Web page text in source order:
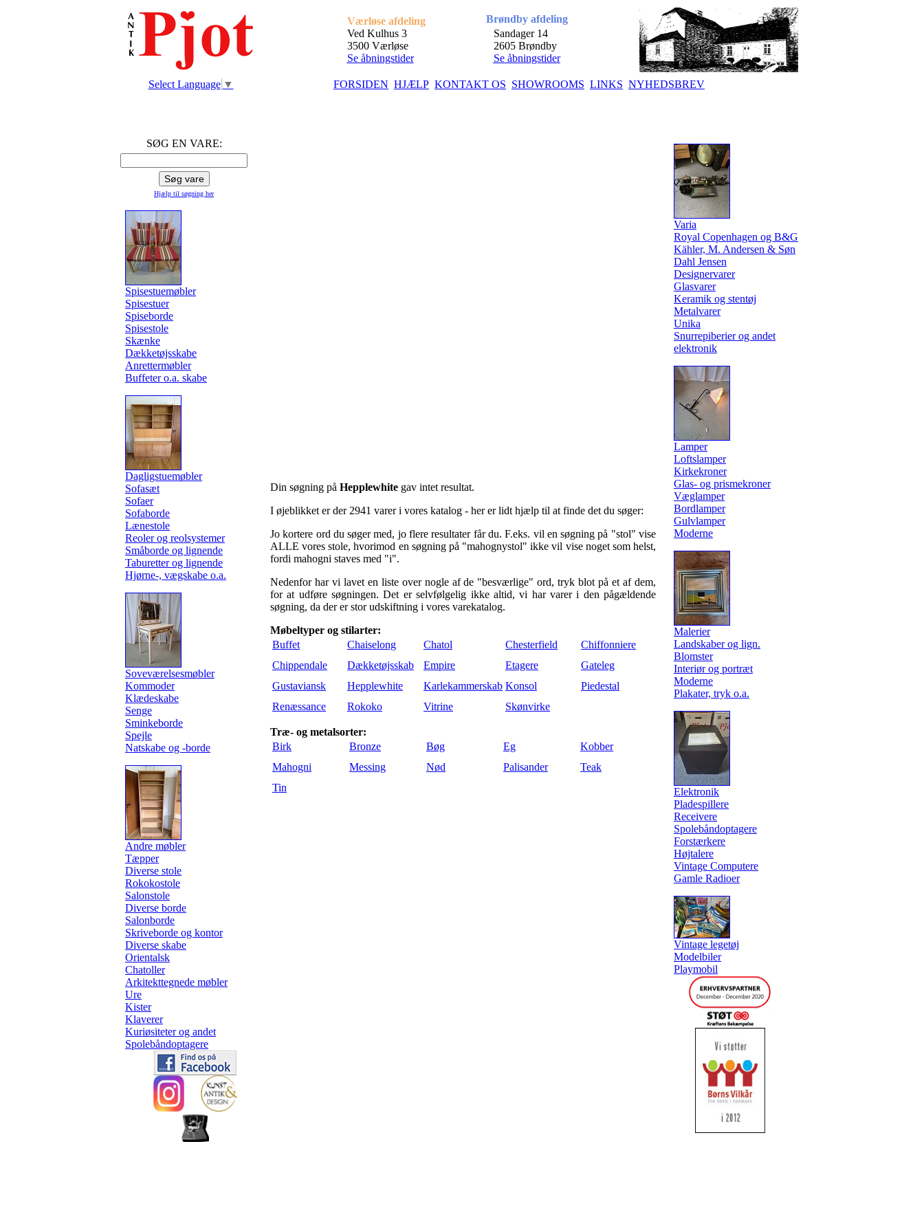
Værløse afdeling
Ved Kulhus 3
3500 Værløse
Se åbningstider
Brøndby afdeling
Sandager 14
2605 Brøndby
Se åbningstider
Select Language ▼ FORSIDEN HJÆLP KONTAKT OS SHOWROOMS LINKS NYHEDSBREV
SØG EN VARE:
Hjælp til søgning her
Spisestuemøbler
Spisestuer
Spiseborde
Spisestole
Skænke
Dækketøjsskabe
Anrettermøbler
Buffeter o.a. skabe
Dagligstuemøbler
Sofasæt
Sofaer
Sofaborde
Lænestole
Reoler og reolsystemer
Småborde og lignende
Taburetter og lignende
Hjørne-, vægskabe o.a.
Soveværelsesmøbler
Kommoder
Klædeskabe
Senge
Sminkeborde
Spejle
Natskabe og -borde
Andre møbler
Tæpper
Diverse stole
Rokokostole
Salonstole
Diverse borde
Salonborde
Skriveborde og kontor
Diverse skabe
Orientalsk
Chatoller
Arkitekttegnede møbler
Ure
Kister
Klaverer
Kuriøsiteter og andet
Spolebåndoptagere
Din søgning på Hepplewhite gav intet resultat.
I øjeblikket er der 2941 varer i vores katalog - her er lidt hjælp til at finde det du søger:
Jo kortere ord du søger med, jo flere resultater får du. F.eks. vil en søgning på "stol" vise
ALLE vores stole, hvorimod en søgning på "mahognystol" ikke vil vise noget som helst,
fordi mahogni staves med "i".
Nedenfor har vi lavet en liste over nogle af de "besværlige" ord, tryk blot på et af dem,
for at udføre søgningen. Det er selvfølgelig ikke altid, vi har varer i den pågældende
søgning, da der er stor udskiftning i vores varekatalog.
Møbeltyper og stilarter:
Buffet
Chaiselong Chatol Chesterfield
Chiffonniere
Chippendale
Dækketøjsskab Empire Etagere
Gateleg
Gustaviansk
Hepplewhite Karlekammerskab Konsol
Piedestal
Renæssance
Rokoko Vitrine Skønvirke
Træ- og metalsorter:
Birk
Bronze Bøg Eg
Kobber
Mahogni
Messing Nød Palisander
Teak
Tin
Varia
Royal Copenhagen og B&G
Kähler, M. Andersen & Søn
Dahl Jensen
Designervarer
Glasvarer
Keramik og stentøj
Metalvarer
Unika
Snurrepiberier og andet
elektronik
Lamper
Loftslamper
Kirkekroner
Glas- og prismekroner
Væglamper
Bordlamper
Gulvlamper
Moderne
Malerier
Landskaber og lign.
Blomster
Interiør og portræt
Moderne
Plakater, tryk o.a.
Elektronik
Pladespillere
Receivere
Spolebåndoptagere
Forstærkere
Højtalere
Vintage Computere
Gamle Radioer
Vintage legetøj
Modelbiler
Playmobil